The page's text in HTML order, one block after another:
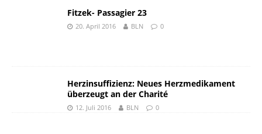
Fitzek- Passagier 23
20. April 2016 BLN 0
Herzinsuffizienz: Neues Herzmedikament
überzeugt an der Charité
12. Juli 2016 BLN 0